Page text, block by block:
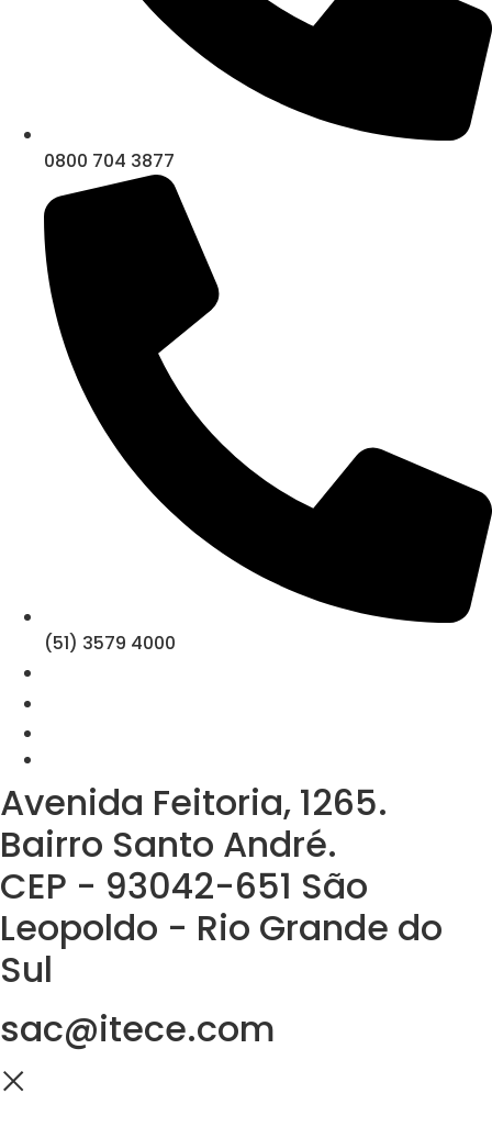
0800 704 3877
(51) 3579 4000
Avenida Feitoria, 1265.
Bairro Santo André.
CEP - 93042-651 São
Leopoldo - Rio Grande do
Sul
sac@itece.com